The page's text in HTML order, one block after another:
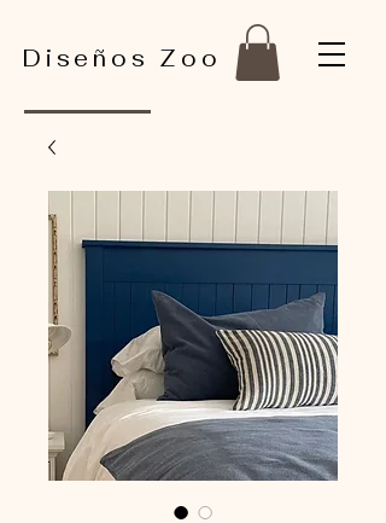
Diseños Zoo